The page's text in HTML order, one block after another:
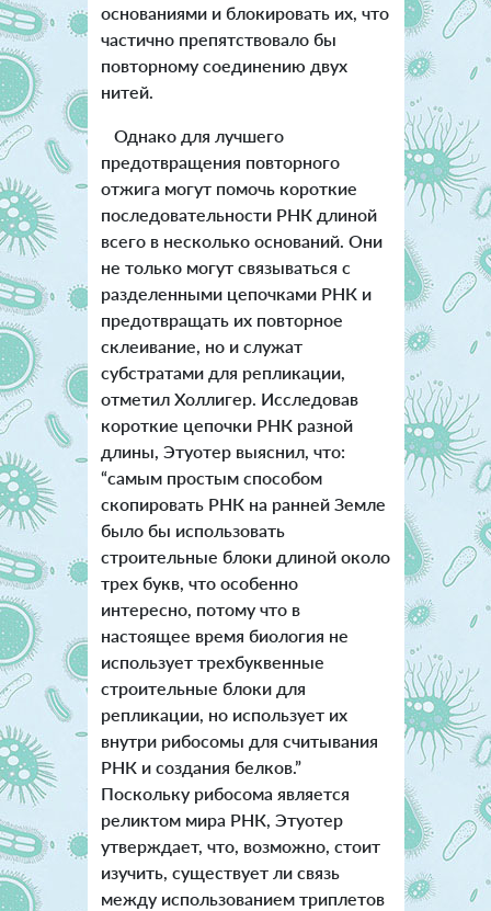
основаниями и блокировать их, что
частично препятствовало бы
повторному соединению двух
нитей.
Однако для лучшего
предотвращения повторного
отжига могут помочь короткие
последовательности РНК длиной
всего в несколько оснований. Они
не только могут связываться с
разделенными цепочками РНК и
предотвращать их повторное
склеивание, но и служат
субстратами для репликации,
отметил Холлигер. Исследовав
короткие цепочки РНК разной
длины, Этуотер выяснил, что:
“самым простым способом
скопировать РНК на ранней Земле
было бы использовать
строительные блоки длиной около
трех букв, что особенно
интересно, потому что в
настоящее время биология не
использует трехбуквенные
строительные блоки для
репликации, но использует их
внутри рибосомы для считывания
РНК и создания белков.”
Поскольку рибосома является
реликтом мира РНК, Этуотер
утверждает, что, возможно, стоит
изучить, существует ли связь
между использованием триплетов